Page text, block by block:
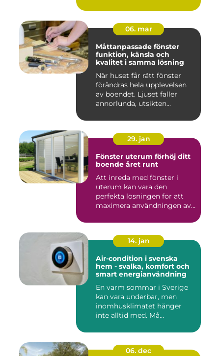
06. mar
Måttanpassade fönster
funktion, känsla och
kvalitet i samma lösning
När huset får rätt fönster
förändras hela upplevelsen
av boendet. Ljuset faller
annorlunda, utsikten...
29. jan
Fönster uterum förhöj ditt
boende året runt
Att inreda med fönster i
uterum kan vara den
perfekta lösningen för att
maximera användningen av
14. jan
Air-condition i svenska
hem - svalka, komfort och
smart energianvändning
En varm sommar i Sverige
kan vara underbar, men
inomhusklimatet hänger
inte alltid med. Må...
06. dec